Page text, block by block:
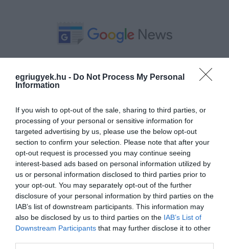
egriugyek.hu - Do Not Process My Personal
Information
If you wish to opt-out of the sale, sharing to third parties, or
processing of your personal or sensitive information for
targeted advertising by us, please use the below opt-out
section to confirm your selection. Please note that after your
opt-out request is processed you may continue seeing
interest-based ads based on personal information utilized by
us or personal information disclosed to third parties prior to
your opt-out. You may separately opt-out of the further
disclosure of your personal information by third parties on the
IAB’s list of downstream participants. This information may
also be disclosed by us to third parties on the IAB’s List of
Downstream Participants that may further disclose it to other
Ne maradjon le a legfrissebb hírekről, kövessen
bennünket az EGRI ÜGYEK Google Hírek oldalán!
VISSZA A FŐOLDALRA
Legfrissebb híreink
LAKÓÉPÜLETEK LÁNGOLTAK SZERDÁN